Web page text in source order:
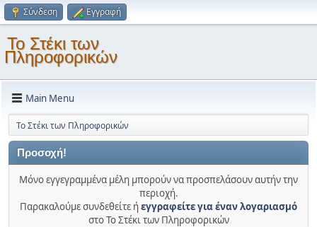
Σύνδεση Εγγραφή
Το Στέκι των
Πληροφορικών
Main Menu
Το Στέκι των Πληροφορικών
Προσοχή!
Μόνο εγγεγραμμένα μέλη μπορούν να προσπελάσουν αυτήν την
περιοχή.
Παρακαλούμε συνδεθείτε ήεγγραφείτε για έναν λογαριασμό
στο Το Στέκι των Πληροφορικών